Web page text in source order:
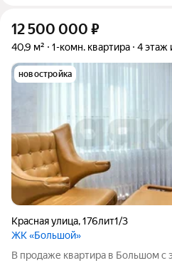
12 500 000 ₽
40,9 м² 1-комн. квартира 4 этаж
новостройка
Красная улица,176лит1/3
ЖК «Большой»
В продаже квартира в Большом с